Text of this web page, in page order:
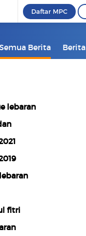
Daftar MPC
Berita Berita
lebaran
fitri